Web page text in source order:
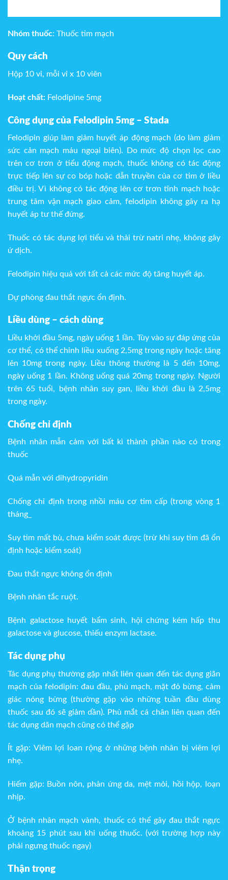
Nhóm thuốc: Thuốc tim mạch
Quy cách
Hộp 10 vỉ, mỗi vỉ x 10 viên
Hoạt chất: Felodipine 5mg
Công dụng của Felodipin 5mg – Stada
Felodipin giúp làm giảm huyết áp động mạch (do làm giảm
sức cản mạch máu ngoại biên). Do mức độ chọn lọc cao
trên cơ trơn ở tiểu động mạch, thuốc không có tác động
trực tiếp lên sự co bóp hoặc dẫn truyền của cơ tim ở liều
điều trị. Vì không có tác động lên cơ trơn tĩnh mạch hoặc
trung tâm vận mạch giao cảm, felodipin không gây ra hạ
huyết áp tư thế đứng.
Thuốc có tác dụng lợi tiểu và thải trừ natri nhẹ, không gây
ứ dịch.
Felodipin hiệu quả với tất cả các mức độ tăng huyết áp.
Dự phòng đau thắt ngực ổn định.
Liều dùng – cách dùng
Liều khởi đầu 5mg, ngày uống 1 lần. Tùy vào sự đáp ứng của
cơ thể, có thể chỉnh liều xuống 2,5mg trong ngày hoặc tăng
lên 10mg trong ngày. Liều thông thường là 5 đến 10mg,
ngày uống 1 lần. Không uống quá 20mg trong ngày. Người
trên 65 tuổi, bệnh nhân suy gan, liều khởi đầu là 2,5mg
trong ngày.
Chống chỉ định
Bệnh nhân mẫn cảm với bất kì thành phần nào có trong
thuốc
Quá mẫn với dihydropyridin
Chống chỉ định trong nhồi máu cơ tim cấp (trong vòng 1
tháng_
Suy tim mất bù, chưa kiểm soát được (trừ khi suy tim đã ổn
định hoặc kiểm soát)
Đau thắt ngực không ổn định
Bệnh nhân tắc ruột.
Bệnh galactose huyết bẩm sinh, hội chứng kém hấp thu
galactose và glucose, thiếu enzym lactase.
Tác dụng phụ
Tác dụng phụ thường gặp nhất liên quan đến tác dụng giãn
mạch của felodipin: đau đầu, phù mạch, mặt đỏ bừng, cảm
giác nóng bừng (thường gặp vào những tuần đầu dùng
thuốc sau đó sẽ giảm dần). Phù mắt cá chân liên quan đến
tác dụng dãn mạch cũng có thể gặp
Ít gặp: Viêm lợi loan rộng ở những bệnh nhân bị viêm lợi
nhẹ.
Hiếm gặp: Buồn nôn, phản ứng da, mệt mỏi, hồi hộp, loạn
nhịp.
Ở bệnh nhân mạch vành, thuốc có thể gây đau thắt ngực
khoảng 15 phút sau khi uống thuốc. (với trường hợp này
phải ngưng thuốc ngay)
Thận trọng